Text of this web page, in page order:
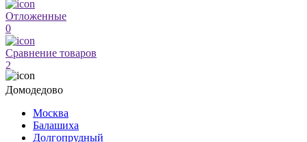
Отложенные
0
Сравнение товаров
2
Домодедово
Москва
Балашиха
Долгопрудный